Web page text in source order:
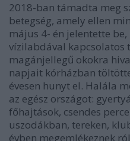
2018-ban támadta meg
betegség, amely ellen
május 4- én jelentette
vízilabdával kapcsolatos
magánjellegű okokra
napjait kórházban
évesen hunyt el. Halála
az egész országot:
főhajtások, csendes
uszodákban, tereken,
évben megemlékeznek